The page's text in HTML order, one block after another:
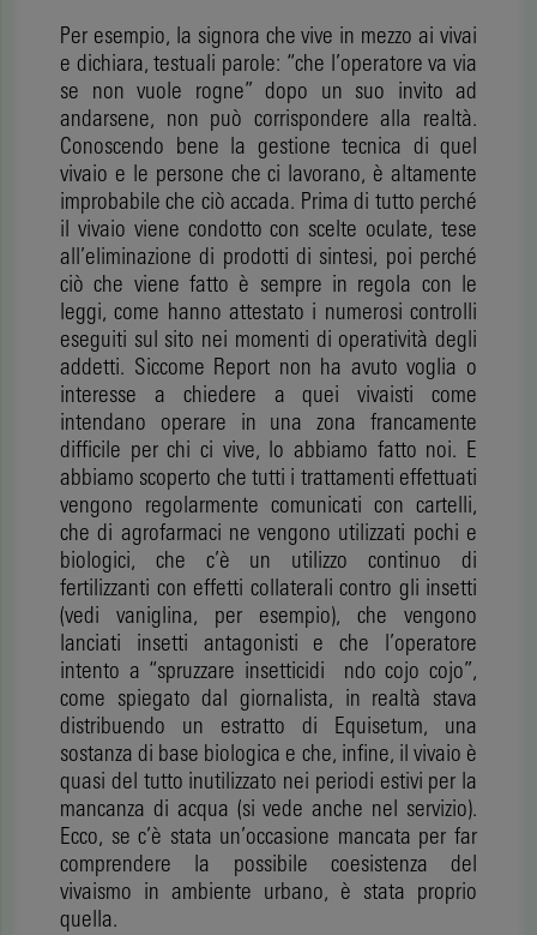
Per esempio, la signora che vive in mezzo ai vivai
e dichiara, testuali parole: “che l’operatore va via
se non vuole rogne” dopo un suo invito ad
andarsene, non può corrispondere alla realtà.
Conoscendo bene la gestione tecnica di quel
vivaio e le persone che ci lavorano, è altamente
improbabile che ciò accada. Prima di tutto perché
il vivaio viene condotto con scelte oculate, tese
all’eliminazione di prodotti di sintesi, poi perché
ciò che viene fatto è sempre in regola con le
leggi, come hanno attestato i numerosi controlli
eseguiti sul sito nei momenti di operatività degli
addetti. Siccome Report non ha avuto voglia o
interesse a chiedere a quei vivaisti come
intendano operare in una zona francamente
difficile per chi ci vive, lo abbiamo fatto noi. E
abbiamo scoperto che tutti i trattamenti effettuati
vengono regolarmente comunicati con cartelli,
che di agrofarmaci ne vengono utilizzati pochi e
biologici, che c’è un utilizzo continuo di
fertilizzanti con effetti collaterali contro gli insetti
(vedi vaniglina, per esempio), che vengono
lanciati insetti antagonisti e che l’operatore
intento a “spruzzare insetticidi ndo cojo cojo”,
come spiegato dal giornalista, in realtà stava
distribuendo un estratto di Equisetum, una
sostanza di base biologica e che, infine, il vivaio è
quasi del tutto inutilizzato nei periodi estivi per la
mancanza di acqua (si vede anche nel servizio).
Ecco, se c’è stata un’occasione mancata per far
comprendere la possibile coesistenza del
vivaismo in ambiente urbano, è stata proprio
quella.